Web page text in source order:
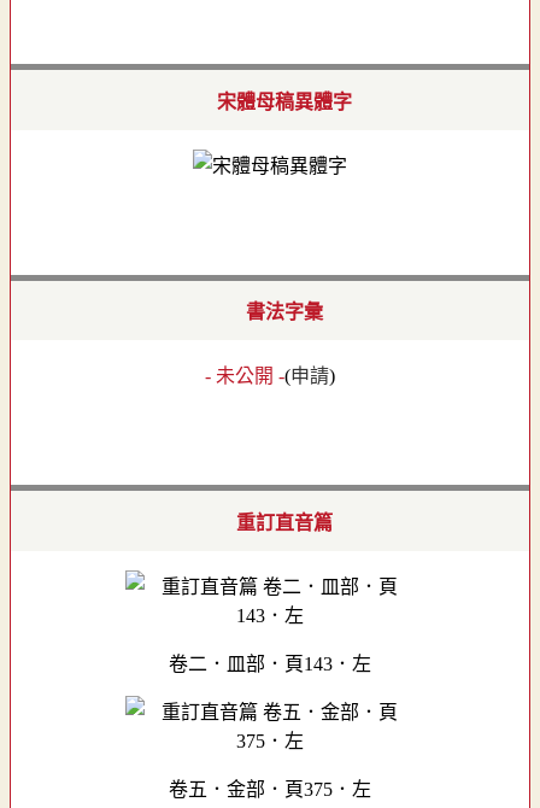
宋體母稿異體字
書法字彙
- 未公開 -(申請)
重訂直音篇
卷二．皿部．頁143．左
卷五．金部．頁375．左